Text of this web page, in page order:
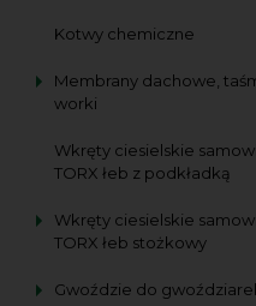
Kotwy chemiczne
Membrany dachowe,
worki
Wkręty ciesielskie
TORX łeb z podkładką
Wkręty ciesielskie
TORX łeb stożkowy
Gwoździe do